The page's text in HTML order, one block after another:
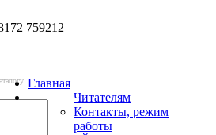
759212
Главная
Читателям
Контакты, режим
работы